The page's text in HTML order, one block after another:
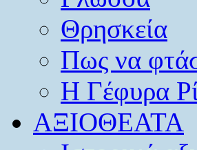
Θρησκεία
Πως να
Η Γέφυρα
ΑΞΙΟΘΕΑΤΑ